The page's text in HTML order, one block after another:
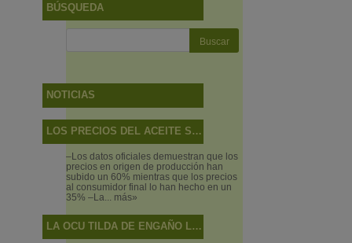
BÚSQUEDA
NOTICIAS
LOS PRECIOS DEL ACEITE SUBEN MÁS EN EL CAMPO QUE EN LAS TIENDAS
–Los datos oficiales demuestran que los
precios en origen de producción han
subido un 60% mientras que los precios
al consumidor final lo han hecho en un
35% –La... más»
LA OCU TILDA DE ENGAÑO LO QUE SON DISCREPANCIAS DE SABOR